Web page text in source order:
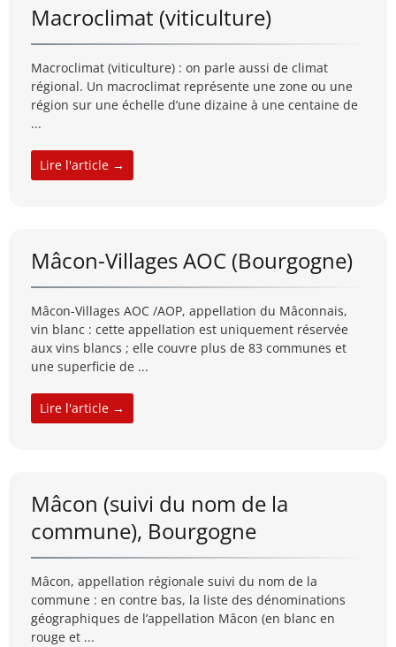
Macroclimat (viticulture)
Macroclimat (viticulture) : on parle aussi de climat
régional. Un macroclimat représente une zone ou une
région sur une échelle d’une dizaine à une centaine de
...
Lire l'article →
Mâcon-Villages AOC (Bourgogne)
Mâcon-Villages AOC /AOP, appellation du Mâconnais,
vin blanc : cette appellation est uniquement réservée
aux vins blancs ; elle couvre plus de 83 communes et
une superficie de ...
Lire l'article →
Mâcon (suivi du nom de la
commune), Bourgogne
Mâcon, appellation régionale suivi du nom de la
commune : en contre bas, la liste des dénominations
géographiques de l’appellation Mâcon (en blanc en
rouge et ...